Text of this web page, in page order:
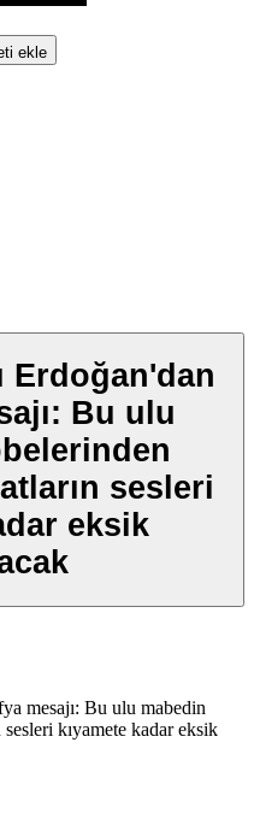
ekle
Erdoğan'dan
Bu ulu
sesleri
eksik
mesajı: Bu ulu mabedin
kıyamete kadar eksik